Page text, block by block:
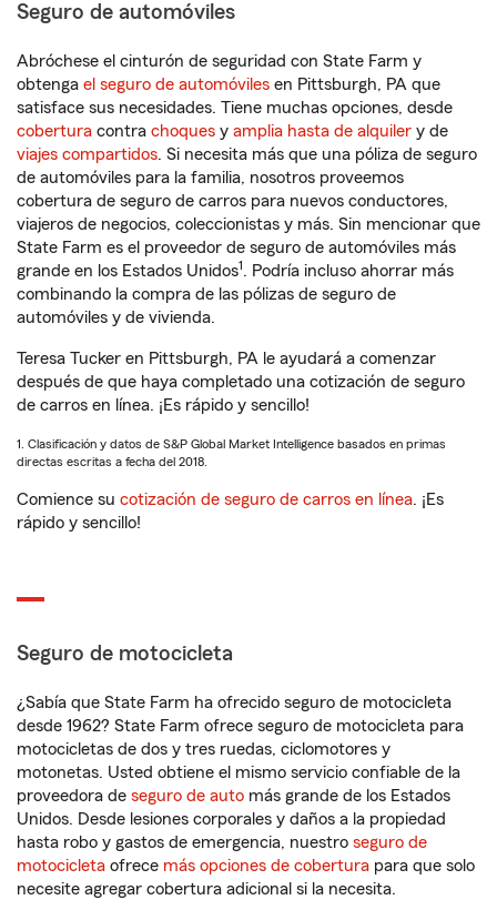
Seguro de automóviles
Abróchese el cinturón de seguridad con State Farm y
obtenga el seguro de automóviles en Pittsburgh, PA que
satisface sus necesidades. Tiene muchas opciones, desde
cobertura contra choques y amplia hasta de alquiler y de
viajes compartidos. Si necesita más que una póliza de seguro
de automóviles para la familia, nosotros proveemos
cobertura de seguro de carros para nuevos conductores,
viajeros de negocios, coleccionistas y más. Sin mencionar que
State Farm es el proveedor de seguro de automóviles más
grande en los Estados Unidos1 . Podría incluso ahorrar más
combinando la compra de las pólizas de seguro de
automóviles y de vivienda.
Teresa Tucker en Pittsburgh, PA le ayudará a comenzar
después de que haya completado una cotización de seguro
de carros en línea. ¡Es rápido y sencillo!
1. Clasificación y datos de S&P Global Market Intelligence basados en primas
directas escritas a fecha del 2018.
Comience su cotización de seguro de carros en línea. ¡Es
rápido y sencillo!
Seguro de motocicleta
¿Sabía que State Farm ha ofrecido seguro de motocicleta
desde 1962? State Farm ofrece seguro de motocicleta para
motocicletas de dos y tres ruedas, ciclomotores y
motonetas. Usted obtiene el mismo servicio confiable de la
proveedora de seguro de auto más grande de los Estados
Unidos. Desde lesiones corporales y daños a la propiedad
hasta robo y gastos de emergencia, nuestro seguro de
motocicleta ofrece más opciones de cobertura para que solo
necesite agregar cobertura adicional si la necesita.